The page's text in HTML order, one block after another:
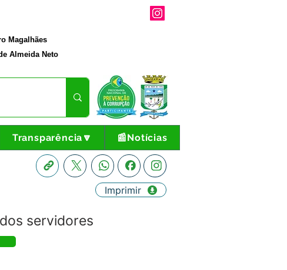
Magalhães
Almeida Neto
Transparência🔽 📰Notícias
servidores
Imprimir